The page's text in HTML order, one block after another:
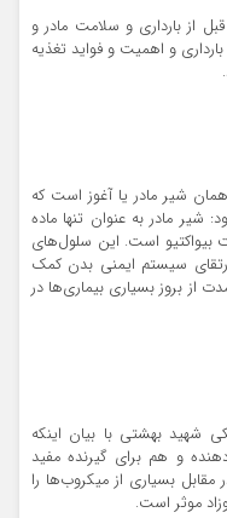
از بارداری و سلامت مادر و
و اهمیت و فواید تغذیه
شیر مادر یا آغوز است که
شیر مادر به عنوان تنها ماده
بیواکتیو است. این سلول‌های
سیستم ایمنی بدن کمک
از بروز بسیاری بیماری‌ها در
شهید بهشتی با بیان اینکه
و هم برای گیرنده مفید
بسیاری از میکروب‌ها را
موثر است.